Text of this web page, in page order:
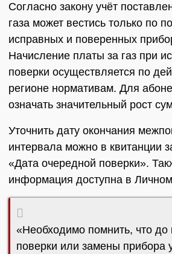
Согласно закону учёт
газа может вестись только по
исправных и поверенных
Начисление платы за газ при
поверки осуществляется по
регионе нормативам. Для
означать значительный рост
Уточнить дату окончания
интервала можно в квитанции
«Дата очередной поверки».
информация доступна в
«Необходимо помнить, что до
поверки или замены прибора